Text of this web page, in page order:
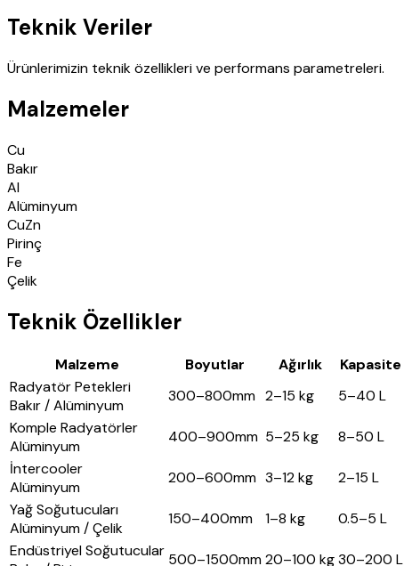
Teknik Veriler
Ürünlerimizin teknik özellikleri ve performans parametreleri.
Malzemeler
Cu
Bakır
Al
Alüminyum
CuZn
Pirinç
Fe
Çelik
Teknik Özellikler
Malzeme Boyutlar Ağırlık Kapasite
Radyatör Petekleri
Bakır / Alüminyum
300–800mm 2–15 kg 5–40 L
Komple Radyatörler
Alüminyum
400–900mm 5–25 kg 8–50 L
İntercooler
Alüminyum
200–600mm 3–12 kg 2–15 L
Yağ Soğutucuları
Alüminyum / Çelik
150–400mm 1–8 kg 0.5–5 L
Endüstriyel Soğutucular 500–1500mm20–100 kg30–200 L